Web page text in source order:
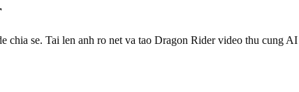
se. Tai len anh ro net va tao Dragon Rider video thu cung